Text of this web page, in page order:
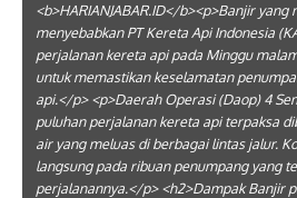
<b>HARIANJABAR.ID</b><p>Banjir
menyebabkan PT Kereta Api Indonesia
perjalanan kereta api pada Minggu
untuk memastikan keselamatan
api.</p> <p>Daerah Operasi (Daop) 4
puluhan perjalanan kereta api terpaksa
air yang meluas di berbagai lintas jalur.
langsung pada ribuan penumpang yang
perjalanannya.</p> <h2>Dampak Banjir